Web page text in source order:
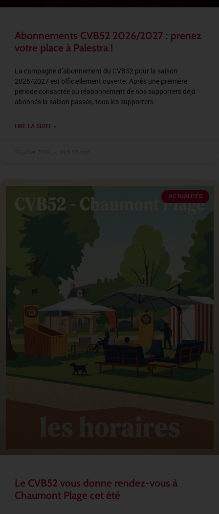
Abonnements CVB52 2026/2027 : prenez
votre place à Palestra !
La campagne d’abonnement du CVB52 pour la saison
2026/2027 est officiellement ouverte. Après une première
période consacrée au réabonnement de nos supporters déjà
abonnés la saison passée, tous les supporters
LIRE LA SUITE »
ACTUALITÉS
Le CVB52 vous donne rendez-vous à
Chaumont Plage cet été